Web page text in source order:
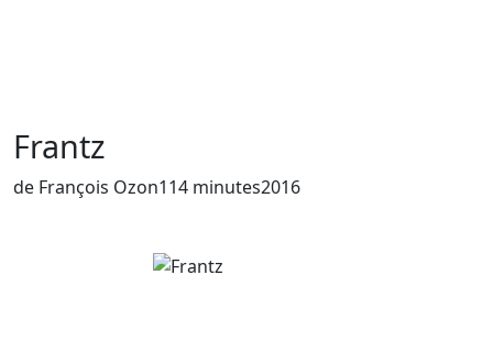
Frantz
de François Ozon114 minutesAnnée de sortie du film
2016